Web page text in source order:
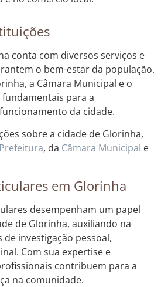
conta com diversos serviços e
o bem-estar da população.
a Câmara Municipal e o
para a
da cidade.
sobre a cidade de Glorinha,
Prefeitura, da Câmara Municipal e
em Glorinha
desempenham um papel
de Glorinha, auxiliando na
de investigação pessoal,
Com sua expertise e
contribuem para a
na comunidade.